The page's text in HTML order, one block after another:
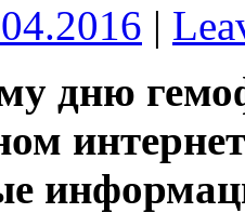
|
дню